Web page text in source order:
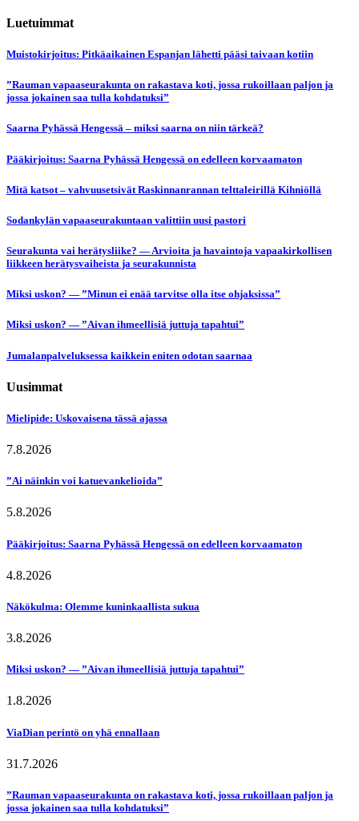
Luetuimmat
Muistokirjoitus: Pitkäaikainen Espanjan lähetti pääsi taivaan kotiin
”Rauman vapaaseurakunta on rakastava koti, jossa rukoillaan paljon ja
jossa jokainen saa tulla kohdatuksi”
Saarna Pyhässä Hengessä – miksi saarna on niin tärkeä?
Pääkirjoitus: Saarna Pyhässä Hengessä on edelleen korvaamaton
Mitä katsot – vahvuusetsivät Raskinnanrannan telttaleirillä Kihniöllä
Sodankylän vapaaseurakuntaan valittiin uusi pastori
Seurakunta vai herätysliike? — Arvioita ja havaintoja vapaakirkollisen
liikkeen herätysvaiheista ja seurakunnista
Miksi uskon? — ”Minun ei enää tarvitse olla itse ohjaksissa”
Miksi uskon? — ”Aivan ihmeellisiä juttuja tapahtui”
Jumalanpalveluksessa kaikkein eniten odotan saarnaa
Uusimmat
Mielipide: Uskovaisena tässä ajassa
7.8.2026
”Ai näinkin voi katuevankelioida”
5.8.2026
Pääkirjoitus: Saarna Pyhässä Hengessä on edelleen korvaamaton
4.8.2026
Näkökulma: Olemme kuninkaallista sukua
3.8.2026
Miksi uskon? — ”Aivan ihmeellisiä juttuja tapahtui”
1.8.2026
ViaDian perintö on yhä ennallaan
31.7.2026
”Rauman vapaaseurakunta on rakastava koti, jossa rukoillaan paljon ja
jossa jokainen saa tulla kohdatuksi”